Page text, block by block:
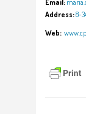
Email:
Address:8-
Web: